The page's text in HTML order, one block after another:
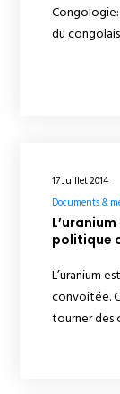
du
17 Juillet 2014
Documents &
politique
L’uranium
convoitée.
tourner des